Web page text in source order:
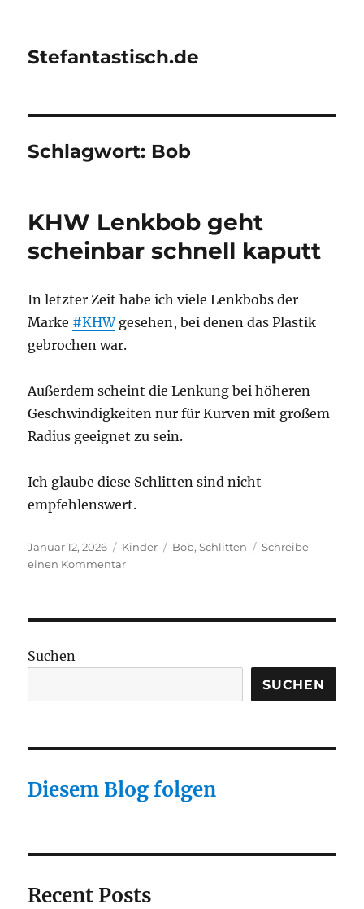
Stefantastisch.de
Schlagwort: Bob
KHW Lenkbob geht
scheinbar schnell kaputt
In letzter Zeit habe ich viele Lenkbobs der
Marke #KHWgesehen, bei denen das Plastik
gebrochen war.
Außerdem scheint die Lenkung bei höheren
Geschwindigkeiten nur für Kurven mit großem
Radius geeignet zu sein.
Ich glaube diese Schlitten sind nicht
empfehlenswert.
Veröffentlicht
am
Januar 12, 2026 Kategorien
Kinder Schlagwörter
Bob,Schlitten
Schreibe
einen Kommentarzu
kaputt
Suchen
SUCHEN
Diesem Blog folgen
Recent Posts